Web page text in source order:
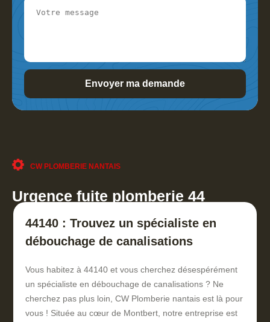
CW PLOMBERIE NANTAIS
Urgence fuite plomberie 44
44140 : Trouvez un spécialiste en
débouchage de canalisations
Vous habitez à 44140 et vous cherchez désespérément
un spécialiste en débouchage de canalisations ? Ne
cherchez pas plus loin, CW Plomberie nantais est là pour
vous ! Située au cœur de Montbert, notre entreprise est